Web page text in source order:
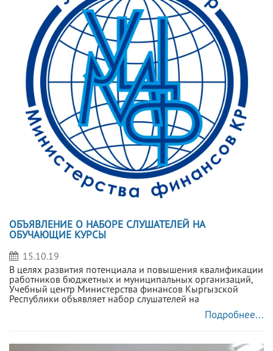
ОБЪЯВЛЕНИЕ О НАБОРЕ СЛУШАТЕЛЕЙ НА
ОБУЧАЮЩИЕ КУРСЫ
15.10.19
В целях развития потенциала и повышения квалификации
работников бюджетных и муниципальных организаций,
Учебный центр Министерства финансов Кыргызской
Республики объявляет набор слушателей на
Подробнее...